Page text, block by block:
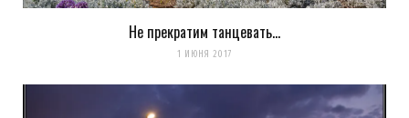
Не прекратим танцевать…
1 ИЮНЯ 2017